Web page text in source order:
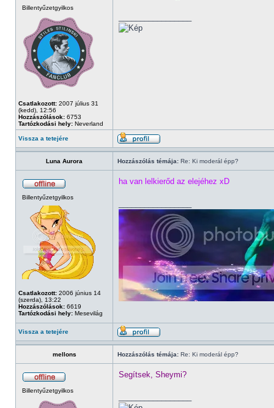
Billentyűzetgyilkos
Csatlakozott: 2007 július 31
(kedd), 12:56
Hozzászólások: 6753
Tartózkodási hely: Neverland
Vissza a tetejére
Luna Aurora Hozzászólás témája: Re: Ki moderál épp?
Billentyűzetgyilkos
Csatlakozott: 2006 június 14
(szerda), 13:22
Hozzászólások: 6619
Tartózkodási hely: Mesevilág
ha van lelkierőd az elejéhez xD
Vissza a tetejére
mellons Hozzászólás témája: Re: Ki moderál épp?
Billentyűzetgyilkos
Segítsek, Sheymi?